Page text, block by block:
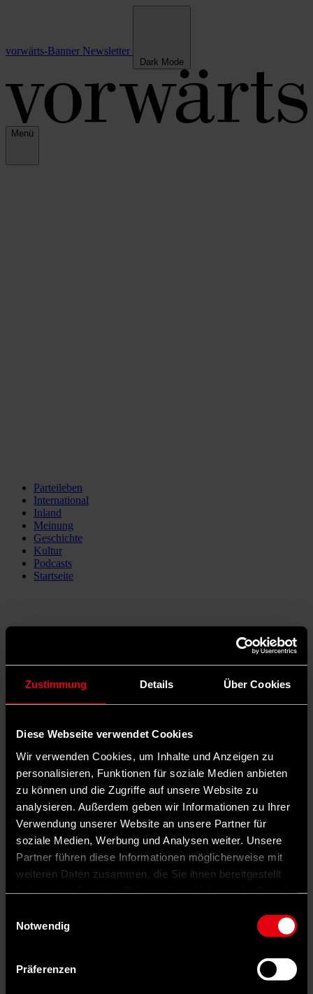
Zustimmung Details Über Cookies
Diese Webseite verwendet Cookies
Wir verwenden Cookies, um Inhalte und Anzeigen zu
personalisieren, Funktionen für soziale Medien anbieten
zu können und die Zugriffe auf unsere Website zu
analysieren. Außerdem geben wir Informationen zu Ihrer
Verwendung unserer Website an unsere Partner für
soziale Medien, Werbung und Analysen weiter. Unsere
Partner führen diese Informationen möglicherweise mit
weiteren Daten zusammen, die Sie ihnen bereitgestellt
Notwendig
Präferenzen
vorwärts-Banner Newsletter
Dark Mode
Menü
Parteileben
International
Inland
Meinung
Geschichte
Kultur
Podcasts
Startseite